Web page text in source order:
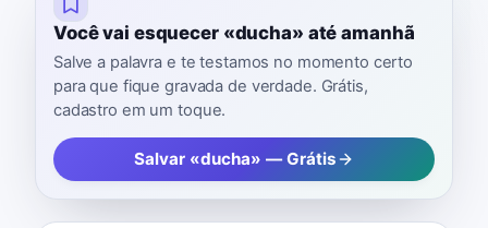
Você vai esquecer «ducha» até amanhã
Salve a palavra e te testamos no momento certo
para que fique gravada de verdade. Grátis,
cadastro em um toque.
Salvar «ducha» — Grátis